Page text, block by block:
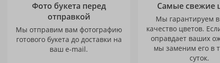
Фото букета перед
отправкой
Мы отправим вам фотографию
готового букета до доставки на
ваш e-mail.
Самые свежие
Мы гарантируем
качество цветов.
оправдает ваших
мы заменим его в
суток.